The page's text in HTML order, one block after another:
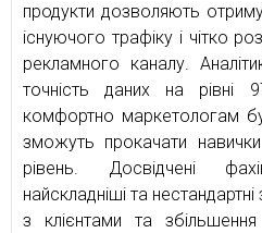
продукти дозволяють
існуючого трафіку і чітко
рекламного каналу.
точність даних на
комфортно маркетологам
зможуть прокачати
рівень. Досвідчені
найскладніші та
з клієнтами та